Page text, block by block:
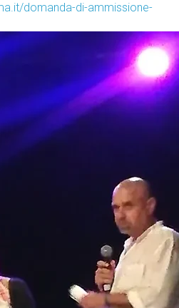
domanda-di-ammissione-